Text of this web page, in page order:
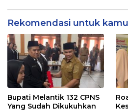
Rekomendasi untuk kamu
Bupati Melantik 132 CPNS
Yang Sudah Dikukuhkan